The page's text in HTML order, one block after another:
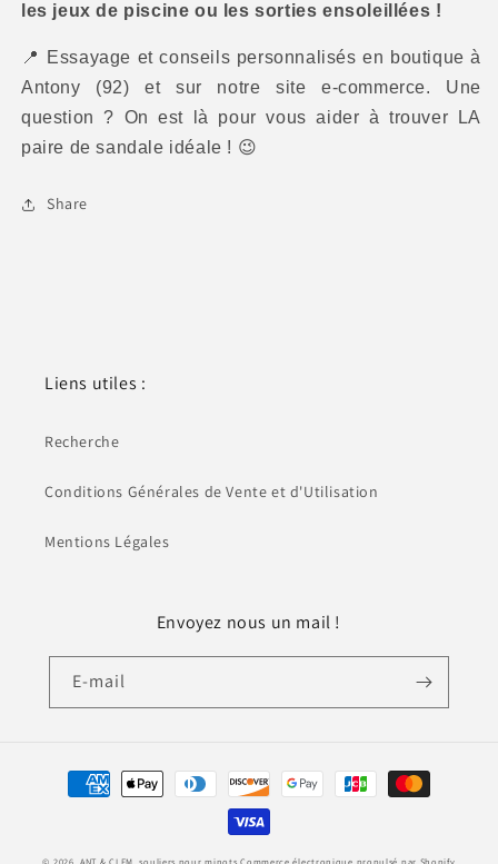
les jeux de piscine ou les sorties ensoleillées !
📍
Essayage et conseils personnalisés en boutique à
Antony (92) et sur notre site e-commerce. Une
question ? On est là pour vous aider à trouver LA
paire de sandale idéale ! 😉
Share
Liens utiles :
Recherche
Conditions Générales de Vente et d'Utilisation
Mentions Légales
Envoyez nous un mail !
E-mail
Moyens